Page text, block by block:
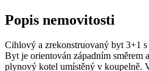
Popis nemovitosti
Cihlový a zrekonstruovaný byt 3+1
Byt je orientován západním
plynový kotel umístěný v koupelně.